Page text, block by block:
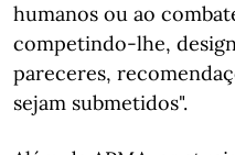
humanos ou ao
competindo-lhe,
pareceres,
sejam submetidos".